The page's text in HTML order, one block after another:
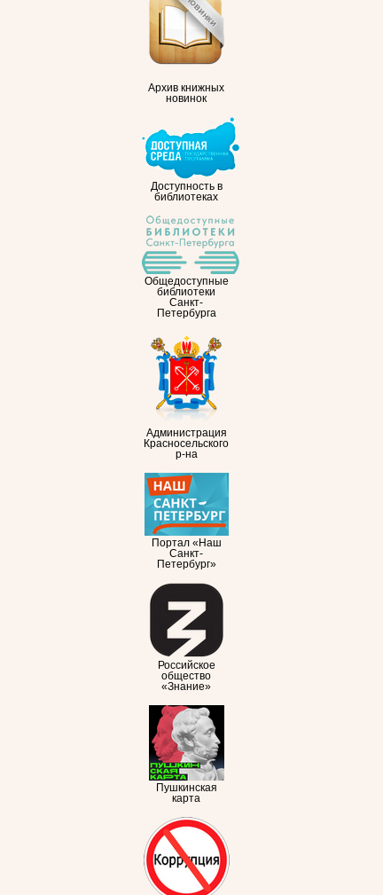
Архив книжных
новинок
Доступность в
библиотеках
Общедоступные
библиотеки
Санкт-
Петербурга
Администрация
Красносельского
р-на
Портал «Наш
Санкт-
Петербург»
Российское
общество
«Знание»
Пушкинская
карта